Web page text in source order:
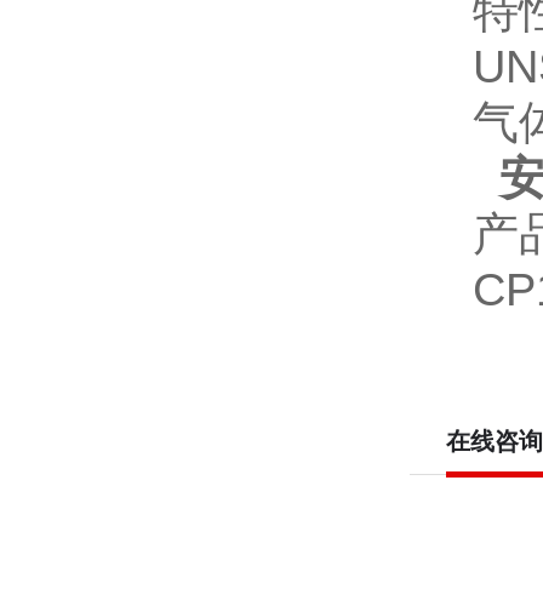
气
产
在线咨询